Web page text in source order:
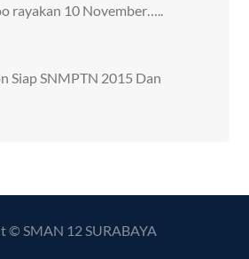
rayakan 10 November…..
Siap SNMPTN 2015 Dan
© SMAN 12 SURABAYA